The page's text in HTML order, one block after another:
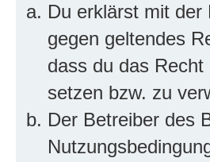
Du erklärst mit
gegen geltendes
dass du das
setzen bzw. zu
Der Betreiber des